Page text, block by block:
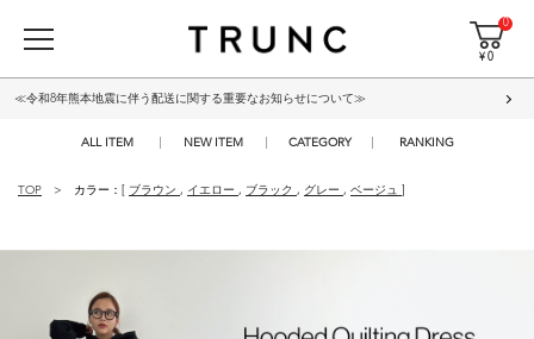
0
¥ 0
≪令和8年熊本地震に伴う配送に関する重要なお知らせについて≫
ALL ITEM NEW ITEM CATEGORY RANKING
TOP カラー：[ ブラウン , イエロー , ブラック , グレー , ベージュ